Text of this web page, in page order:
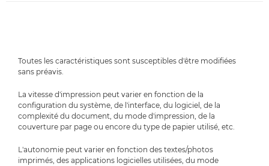
Toutes les caractéristiques sont susceptibles d'être modifiées
sans préavis.
La vitesse d'impression peut varier en fonction de la
configuration du système, de l'interface, du logiciel, de la
complexité du document, du mode d'impression, de la
couverture par page ou encore du type de papier utilisé, etc.
L'autonomie peut varier en fonction des textes/photos
imprimés, des applications logicielles utilisées, du mode